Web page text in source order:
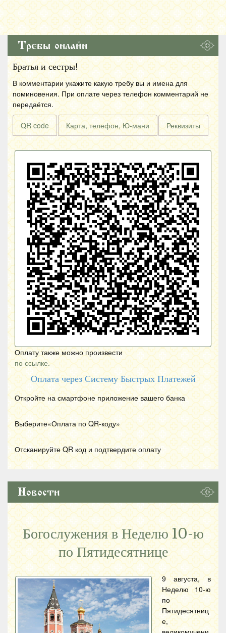
Требы онлайн
Братья и сестры!
В комментарии укажите какую требу вы и имена для
поминовения. При оплате через телефон комментарий не
передаётся.
QR code Карта, телефон, Ю-мани Реквизиты
Оплату также можно произвести
по ссылке.
Оплата через Систему Быстрых Платежей
Откройте на смартфоне приложение вашего банка
Выберите«Оплата по QR-коду»
Отсканируйте QR код и подтвердите оплату
Новости
Богослужения в Неделю 10-ю
по Пятидесятнице
9 августа, в
Неделю 10-ю
по
Пятидесятниц
е,